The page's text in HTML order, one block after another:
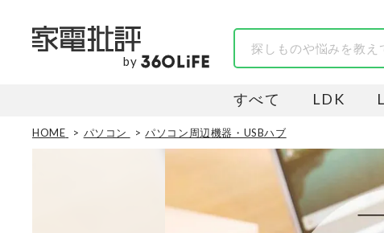
by
すべて LDK
HOME パソコン パソコン周辺機器・USBハブ